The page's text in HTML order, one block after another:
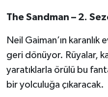
The Sandman – 2.
Neil Gaiman’ın
geri dönüyor. Rüyalar,
yaratıklarla örülü bu
bir yolculuğa çıkaracak.